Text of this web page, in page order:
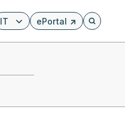
IT ePortal
Externer Link, wird in
Öffnet